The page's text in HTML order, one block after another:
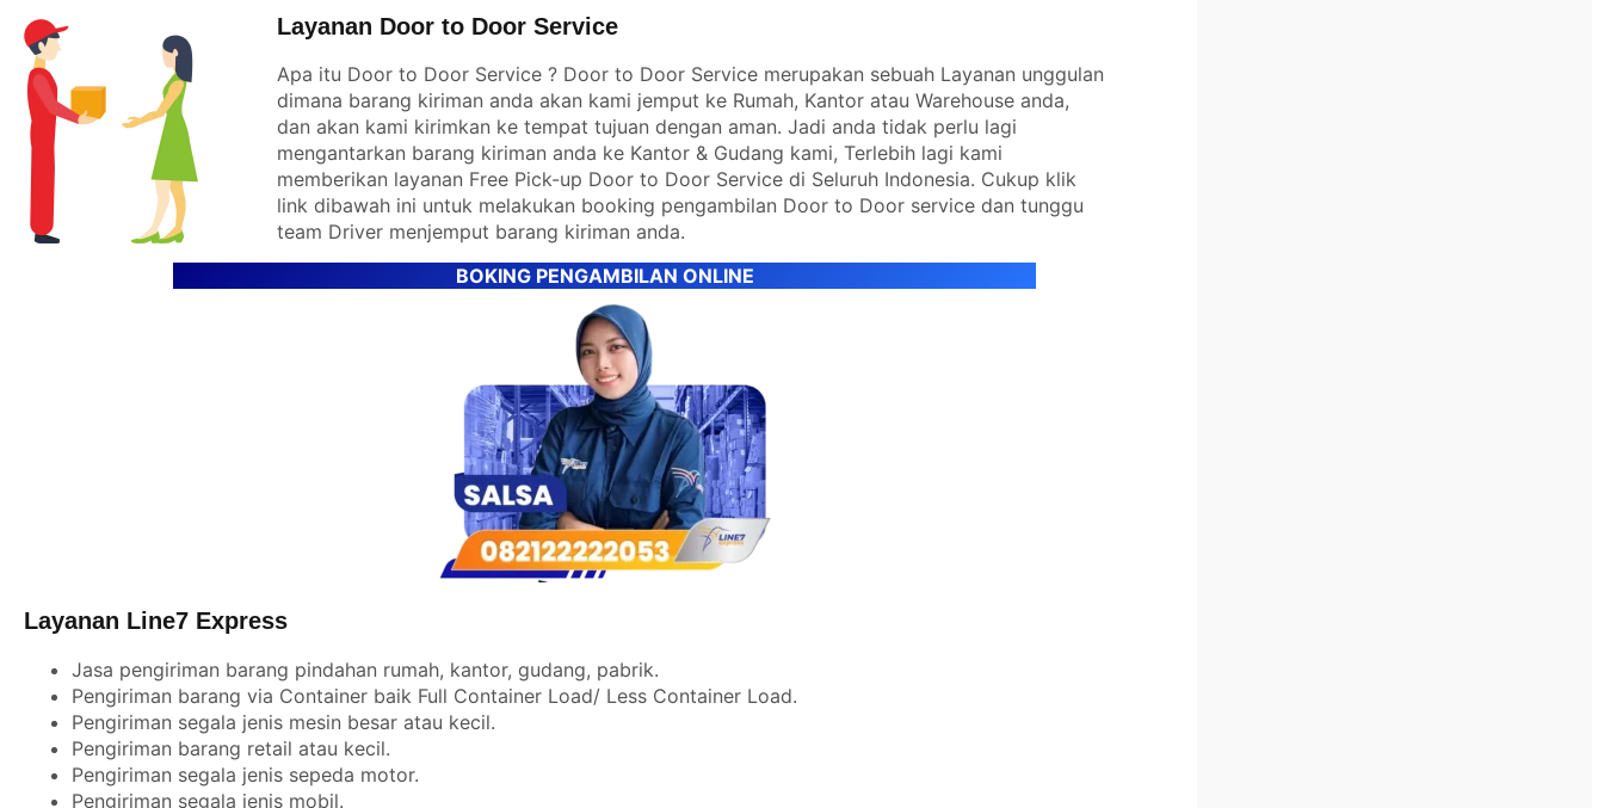
Layanan Door to Door Service
Apa itu Door to Door Service ? Door to Door Service merupakan sebuah Layanan unggulan
dimana barang kiriman anda akan kami jemput ke Rumah, Kantor atau Warehouse anda,
dan akan kami kirimkan ke tempat tujuan dengan aman. Jadi anda tidak perlu lagi
mengantarkan barang kiriman anda ke Kantor & Gudang kami, Terlebih lagi kami
memberikan layanan Free Pick-up Door to Door Service di Seluruh Indonesia. Cukup klik
link dibawah ini untuk melakukan booking pengambilan Door to Door service dan tunggu
team Driver menjemput barang kiriman anda.
BOKING PENGAMBILAN ONLINE
Layanan Line7 Express
Jasa pengiriman barang pindahan rumah, kantor, gudang, pabrik.
Pengiriman barang via Container baik Full Container Load/ Less Container Load.
Pengiriman segala jenis mesin besar atau kecil.
Pengiriman barang retail atau kecil.
Pengiriman segala jenis sepeda motor.
Pengiriman segala jenis mobil.